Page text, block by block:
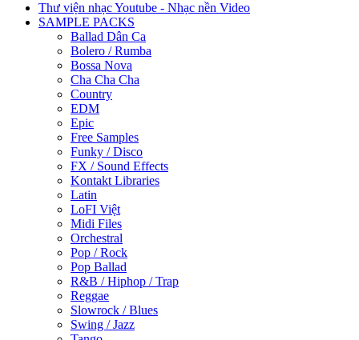
Thư viện nhạc Youtube - Nhạc nền Video
SAMPLE PACKS
Ballad Dân Ca
Bolero / Rumba
Bossa Nova
Cha Cha Cha
Country
EDM
Epic
Free Samples
Funky / Disco
FX / Sound Effects
Kontakt Libraries
Latin
LoFI Việt
Midi Files
Orchestral
Pop / Rock
Pop Ballad
R&B / Hiphop / Trap
Reggae
Slowrock / Blues
Swing / Jazz